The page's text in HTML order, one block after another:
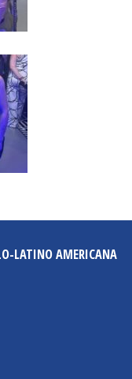
LATINO AMERICANA